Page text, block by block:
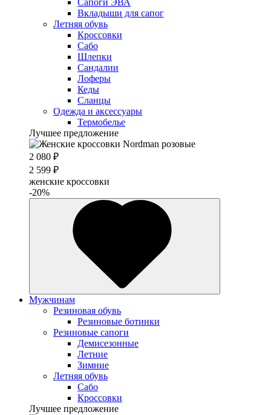
Cапоги ЭВА
Вкладыши для сапог
Летняя обувь
Кроссовки
Сабо
Шлепки
Сандалии
Лоферы
Кеды
Сланцы
Одежда и аксессуары
Термобелье
Лучшее предложение
2 080 ₽
2 599 ₽
женские кроссовки
-20%
Мужчинам
Резиновая обувь
Резиновые ботинки
Резиновые сапоги
Демисезонные
Летние
Зимние
Летняя обувь
Сабо
Кроссовки
Лучшее предложение